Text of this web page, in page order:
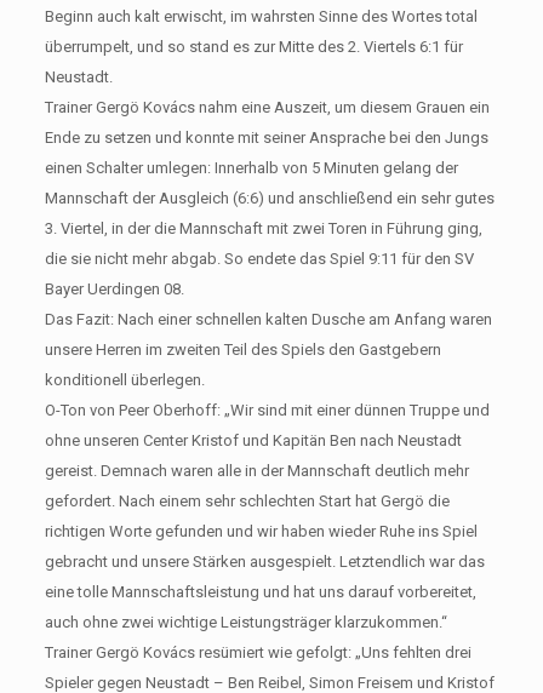
Beginn auch kalt erwischt, im wahrsten Sinne des Wortes total
überrumpelt, und so stand es zur Mitte des 2. Viertels 6:1 für
Neustadt.
Trainer Gergö Kovács nahm eine Auszeit, um diesem Grauen ein
Ende zu setzen und konnte mit seiner Ansprache bei den Jungs
einen Schalter umlegen: Innerhalb von 5 Minuten gelang der
Mannschaft der Ausgleich (6:6) und anschließend ein sehr gutes
3. Viertel, in der die Mannschaft mit zwei Toren in Führung ging,
die sie nicht mehr abgab. So endete das Spiel 9:11 für den SV
Bayer Uerdingen 08.
Das Fazit: Nach einer schnellen kalten Dusche am Anfang waren
unsere Herren im zweiten Teil des Spiels den Gastgebern
konditionell überlegen.
O-Ton von Peer Oberhoff: „Wir sind mit einer dünnen Truppe und
ohne unseren Center Kristof und Kapitän Ben nach Neustadt
gereist. Demnach waren alle in der Mannschaft deutlich mehr
gefordert. Nach einem sehr schlechten Start hat Gergö die
richtigen Worte gefunden und wir haben wieder Ruhe ins Spiel
gebracht und unsere Stärken ausgespielt. Letztendlich war das
eine tolle Mannschaftsleistung und hat uns darauf vorbereitet,
auch ohne zwei wichtige Leistungsträger klarzukommen.“
Trainer Gergö Kovács resümiert wie gefolgt: „Uns fehlten drei
Spieler gegen Neustadt – Ben Reibel, Simon Freisem und Kristof